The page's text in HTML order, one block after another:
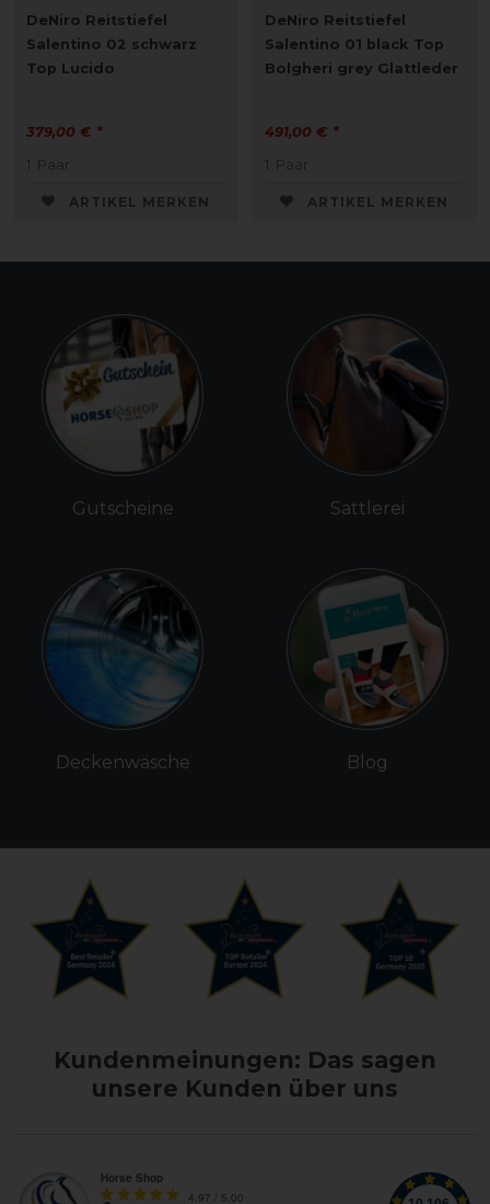
DeNiro Reitstiefel
Salentino 02 schwarz
Top Lucido
379,00 € *
1 Paar
ARTIKEL MERKEN
DeNiro Reitstiefel
Salentino 01 black Top
Bolgheri grey Glattleder
491,00 € *
1 Paar
ARTIKEL MERKEN
Gutscheine
Deckenwäsche
Sattlerei
Blog
Kundenmeinungen: Das sagen
unsere Kunden über uns